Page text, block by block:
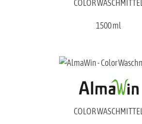
COLOR WASCHMITTEL
1500 ml
COLOR WASCHMITTEL